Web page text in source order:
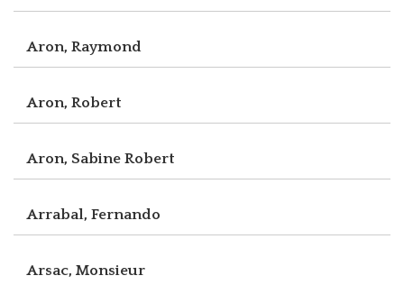
Aron, Raymond
Aron, Robert
Aron, Sabine Robert
Arrabal, Fernando
Arsac, Monsieur